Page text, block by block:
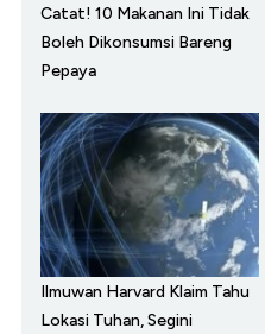
Catat! 10 Makanan Ini Tidak
Boleh Dikonsumsi Bareng
Pepaya
Ilmuwan Harvard Klaim Tahu
Lokasi Tuhan, Segini